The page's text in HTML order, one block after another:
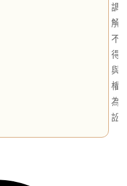
調
解
不
得
與
權
為
訟